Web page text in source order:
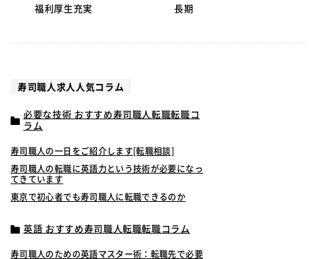
福利厚生充実 長期
寿司職人求人人気コラム
必要な技術 おすすめ寿司職人転職転職コ
ラム
寿司職人の一日をご紹介します[転職相談]
寿司職人の転職に英語力という技術が必要になっ
てきています
東京で初心者でも寿司職人に転職できるのか
英語 おすすめ寿司職人転職転職コラム
寿司職人のための英語マスター術：転職先で必要